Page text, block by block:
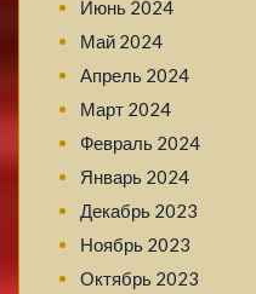
Июнь 2024
Май 2024
Апрель 2024
Март 2024
Февраль 2024
Январь 2024
Декабрь 2023
Ноябрь 2023
Октябрь 2023